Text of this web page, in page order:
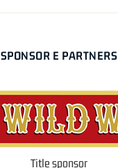
SPONSOR E PARTNERS
Title sponsor